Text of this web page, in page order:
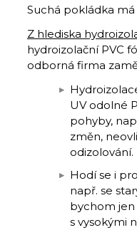
Suchá pokládka má
Z hlediska
hydroizolační PVC
odborná firma
UV odolné
pohyby,
změn,
odizolování.
Hodí se i
např. se
bychom jen
s vysokými